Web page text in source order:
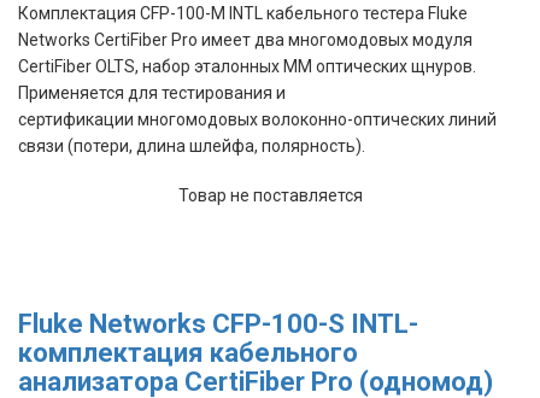
Комплектация CFP-100-M INTL
кабельного тестера Fluke
Networks CertiFiber Pro имеет два многомодовых модуля
CertiFiber OLTS, набор эталонных MM оптических щнуров.
Применяется для тестирования и
сертификации многомодовыхволоконно-оптических линий
связи (потери, длина шлейфа, полярность).
Товар не поставляется
Fluke Networks CFP-100-S INTL-
комплектация кабельного
анализатора CertiFiber Pro (одномод)